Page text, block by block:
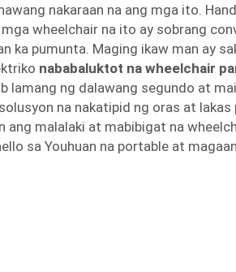
nakaraan na ang mga ito.
wheelchair na ito ay sobrang
ka pumunta. Maging ikaw man ay
nababaluktot na wheelchair
lamang ng dalawang segundo at
na nakatipid ng oras at lakas
ang malalaki at mabibigat na
sa Youhuan na portable at